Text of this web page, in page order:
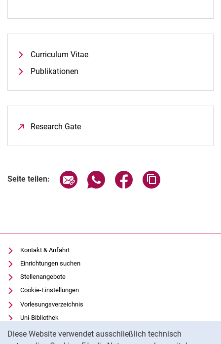
Diese Website verwendet ausschließlich technisch
Curriculum Vitae
Publikationen
Research Gate
Seite teilen: Seite über E-Mail teilen
Seite über WhatsApp teilen
Seite über Facebook
Kontakt & Anfahrt
Einrichtungen suchen
Stellenangebote
Cookie-Einstellungen
Vorlesungsverzeichnis
Uni-Bibliothek
Moodle